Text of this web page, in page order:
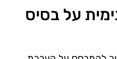
על בסיס